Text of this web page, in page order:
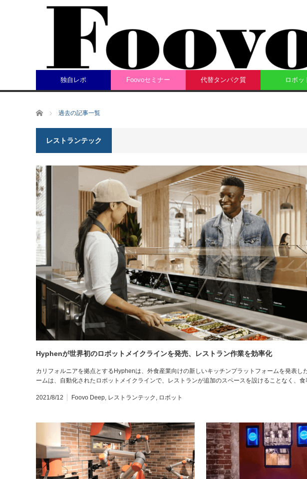
独自レポ Foovoセミナー 代替タンパク質 ロボッ
ホーム 過去の記事一覧
レストランテック
Hyphenが世界初のロボットメイクラインを発売、レストラン作業を効率化
カリフォルニアを拠点とするHyphenは、外食産業向けの新しいキッチンプラットフォームを発表し
ームは、自動化されたロボットメイクラインで、レストランが追加のスペースを設けることなく、
2021/8/12 Foovo Deep, レストランテック , ロボット